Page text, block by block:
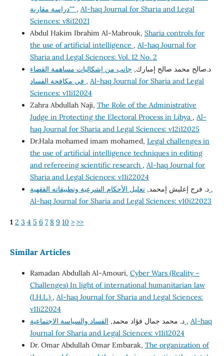
"دراسة مقارنة" , Al-haq Journal for Sharia and Legal
Sciences: v8i12021
Abdul Hakim Ibrahim Al-Mabrouk, Sharia controls for
the use of artificial intelligence , Al-haq Journal for
Sharia and Legal Sciences: Vol. 12 No. 2
د.صالح محمد صالح إمبارك, جانب من إشكاليات مساهمة القضاء
, Al-haq Journal for Sharia and Legal
Sciences: v11i12024
Zahra Abdullah Naji, The Role of the Administrative
Judge in Protecting the Electoral Process in Libya , Al-
haq Journal for Sharia and Legal Sciences: v12i12025
Dr.Hala mohamed imam mohamed, Legal challenges in
the use of artificial intelligence techniques in editing
and refereeing scientific research , Al-haq Journal for
Sharia and Legal Sciences: v11i22024
د. فرج إعليش إمحمد,تعليل الأحكام الشرعية وتطبيقاته الفقهية ,
Al-haq Journal for Sharia and Legal Sciences: v10i22023
1 2 3 4 5 6 7 8 9 10 > >>
Similar Articles
Ramadan Abdullah Al-Amouri, Cyber Wars (Reality –
Challenges) In light of international humanitarian law
(I.H.L.) , Al-haq Journal for Sharia and Legal Sciences:
v11i22024
د. محمد جمال فؤاد محمد,الفساد والسياسة الاجتماعية , Al-haq
Journal for Sharia and Legal Sciences: v11i12024
Dr. Omar Abdullah Omar Embarak, The organization of